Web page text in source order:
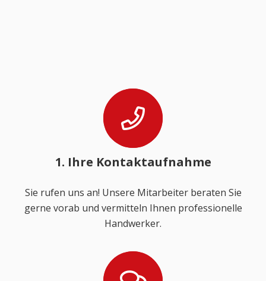
1. Ihre Kontaktaufnahme
Sie rufen uns an! Unsere Mitarbeiter beraten Sie
gerne vorab und vermitteln Ihnen professionelle
Handwerker.